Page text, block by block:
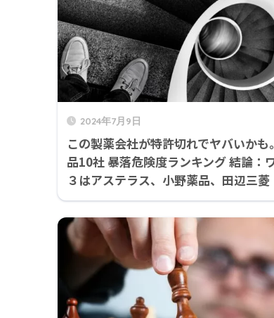
2024年7月9日
この製薬会社が特許切れでヤバいかも
品10社 暴落危険度ランキング 結論：
３はアステラス、小野薬品、田辺三菱